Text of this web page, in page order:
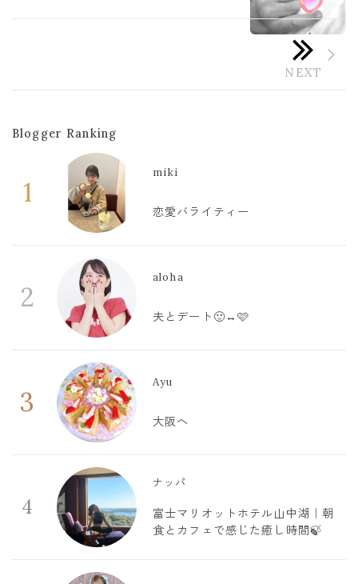
Blogger Ranking
1
miki
恋愛バライティー
2
aloha
夫とデート🙂‍↔️🩷
3
Ayu
大阪へ
4
ナッパ
富士マリオットホテル山中湖｜朝
食とカフェで感じた癒し時間🍃